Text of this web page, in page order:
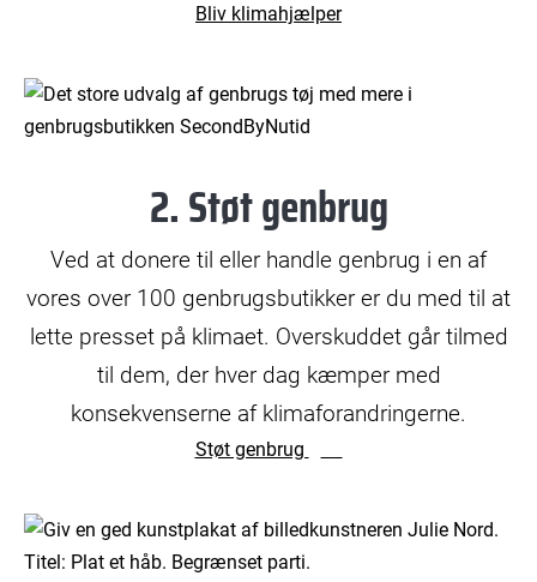
Bliv klimahjælper
2. Støt genbrug
Ved at donere til eller handle genbrug i en af
vores over 100 genbrugsbutikker er du med til at
lette presset på klimaet. Overskuddet går tilmed
til dem, der hver dag kæmper med
konsekvenserne af klimaforandringerne.
Støt genbrug